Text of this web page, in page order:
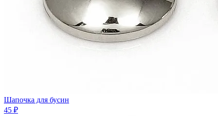
Шапочка для бусин
45 ₽